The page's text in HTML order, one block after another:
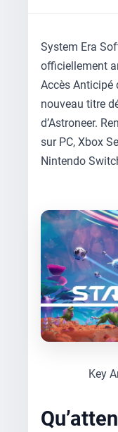
System Era
officiellement
Accès Anticipé
nouveau titre
d’Astroneer.
sur PC, Xbox
Nintendo
Key